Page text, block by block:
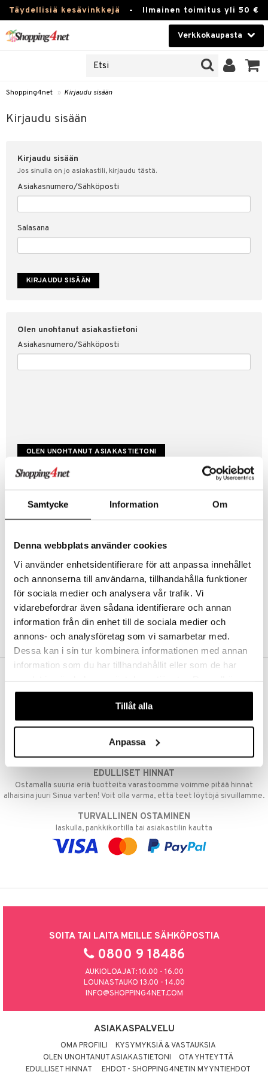
Samtycke Information Om
Denna webbplats använder cookies
Vi använder enhetsidentifierare för att anpassa innehållet
och annonserna till användarna, tillhandahålla funktioner
för sociala medier och analysera vår trafik. Vi
vidarebefordrar även sådana identifierare och annan
information från din enhet till de sociala medier och
annons- och analysföretag som vi samarbetar med.
Dessa kan i sin tur kombinera informationen med annan
information som du har tillhandahållit eller som de har
våra cookies vid fortsatt användande av vår webbplats.
Tillåt alla
Anpassa
Täydellisiä kesävinkkejä - Ilmainen toimitus yli 50 €
Verkkokaupasta
Piilolinssit
Luontaistuotteet
Fitness
Koti & Sisustus
Lelut, Lapsi & Vauva
Tuotemerkkejä
Shopping4net » Kirjaudu sisään
Kirjaudu sisään
Kirjaudu sisään
Jos sinulla on jo asiakastili, kirjaudu tästä.
Asiakasnumero/Sähköposti
Salasana
Olen unohtanut asiakastietoni
Asiakasnumero/Sähköposti
Luo uusi asiakas
Hyviä tarjouksia
Kestotilaus
Arvostele tuotteita
Toivelistat
LUO ASIAKAS
sisään
& vastauksia
myyntiehdot
suojaus
Aina maksuton vaihtoehto, huolimatta siitä ostatko yksittäisen
tuotteen tai koko tilauksellesi joka ylittää 50 €.
NOPEAT TOIMITUKSET
Ennen kello 13.00 tehdyt tilaukset lähetetään normaalisti samana
EDULLISET HINNAT
Ostamalla suuria eriä tuotteita varastoomme voimme pitää hinnat
alhaisina juuri Sinua varten! Voit olla varma, että teet löytöjä sivuillamme.
TURVALLINEN OSTAMINEN
laskulla, pankkikortilla tai asiakastilin kautta
SOITA TAI LAITA MEILLE SÄHKÖPOSTIA
0800 9 18486
AUKIOLOAJAT: 10.00 - 16.00
LOUNASTAUKO 13.00 - 14.00
INFO@SHOPPING4NET.COM
ASIAKASPALVELU
OMA PROFIILI
KYSYMYKSIÄ & VASTAUKSIA
OLEN UNOHTANUT ASIAKASTIETONI
OTA YHTEYTTÄ
EDULLISET HINNAT
EHDOT - SHOPPING4NETIN MYYNTIEHDOT